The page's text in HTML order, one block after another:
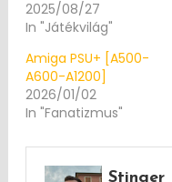
2025/08/27
In "Játékvilág"
Amiga PSU+ [A500-
A600-A1200]
2026/01/02
In "Fanatizmus"
Stinger